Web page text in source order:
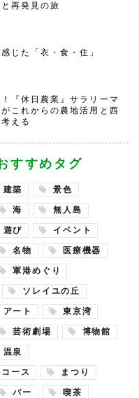
再発見の旅
じた「衣・食・住」
『休日農業』サラリーマ
これからの農地活用と西
える
すすめタグ
建築 景色
海 無人島
遊び イベント
名物 医療機器
軍港めぐり
ソレイユの丘
アート 東京湾
芸術劇場 博物館
温泉
ース まつり
バー 喫茶